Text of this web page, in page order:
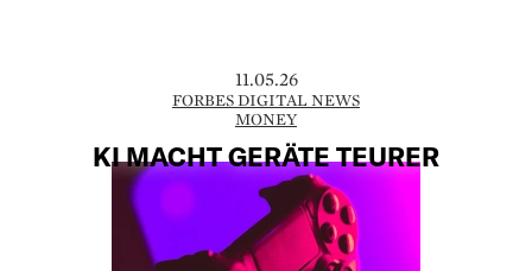
11.05.26
FORBES DIGITAL NEWS
MONEY
KI MACHT GERÄTE TEURER